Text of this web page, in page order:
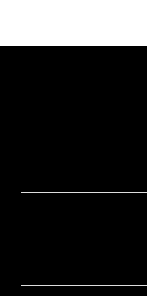
الجوية
في حالة